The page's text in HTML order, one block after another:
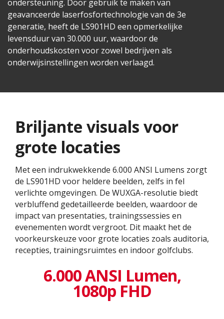
ondersteuning. Door gebruik te maken van
geavanceerde laserfosfortechnologie van de 3e
generatie, heeft de LS901HD een opmerkelijke
levensduur van 30.000 uur, waardoor de
onderhoudskosten voor zowel bedrijven als
onderwijsinstellingen worden verlaagd.
Briljante visuals voor
grote locaties
Met een indrukwekkende 6.000 ANSI Lumens zorgt
de LS901HD voor heldere beelden, zelfs in fel
verlichte omgevingen. De WUXGA-resolutie biedt
verbluffend gedetailleerde beelden, waardoor de
impact van presentaties, trainingssessies en
evenementen wordt vergroot. Dit maakt het de
voorkeurskeuze voor grote locaties zoals auditoria,
recepties, trainingsruimtes en indoor golfclubs.
6.000 ANSI Lumen,
1080p FHD